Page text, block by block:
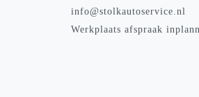
info@stolkautoservice.nl
Werkplaats afspraak